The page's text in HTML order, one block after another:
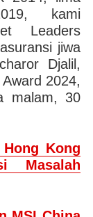
kami
Leaders
jiwa
Djalil,
2024,
malam, 30
Kong
Masalah